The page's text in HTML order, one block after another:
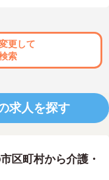
更して
索
求人を探す
区町村から介護・